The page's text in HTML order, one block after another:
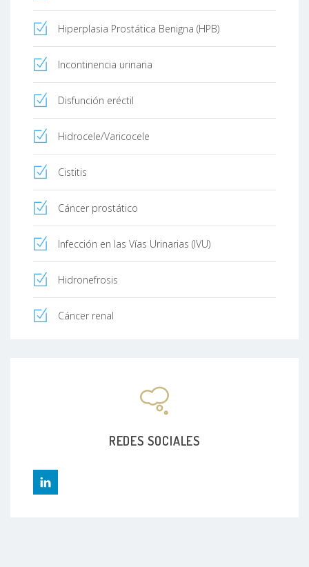
91 (7): 479-485.
Hiperplasia Prostática Benigna (HPB)
Incontinencia urinaria
Disfunción eréctil
Hidrocele/Varicocele
Cistitis
Cáncer prostático
Infección en las Vías Urinarias (IVU)
Hidronefrosis
Cáncer renal
REDES SOCIALES